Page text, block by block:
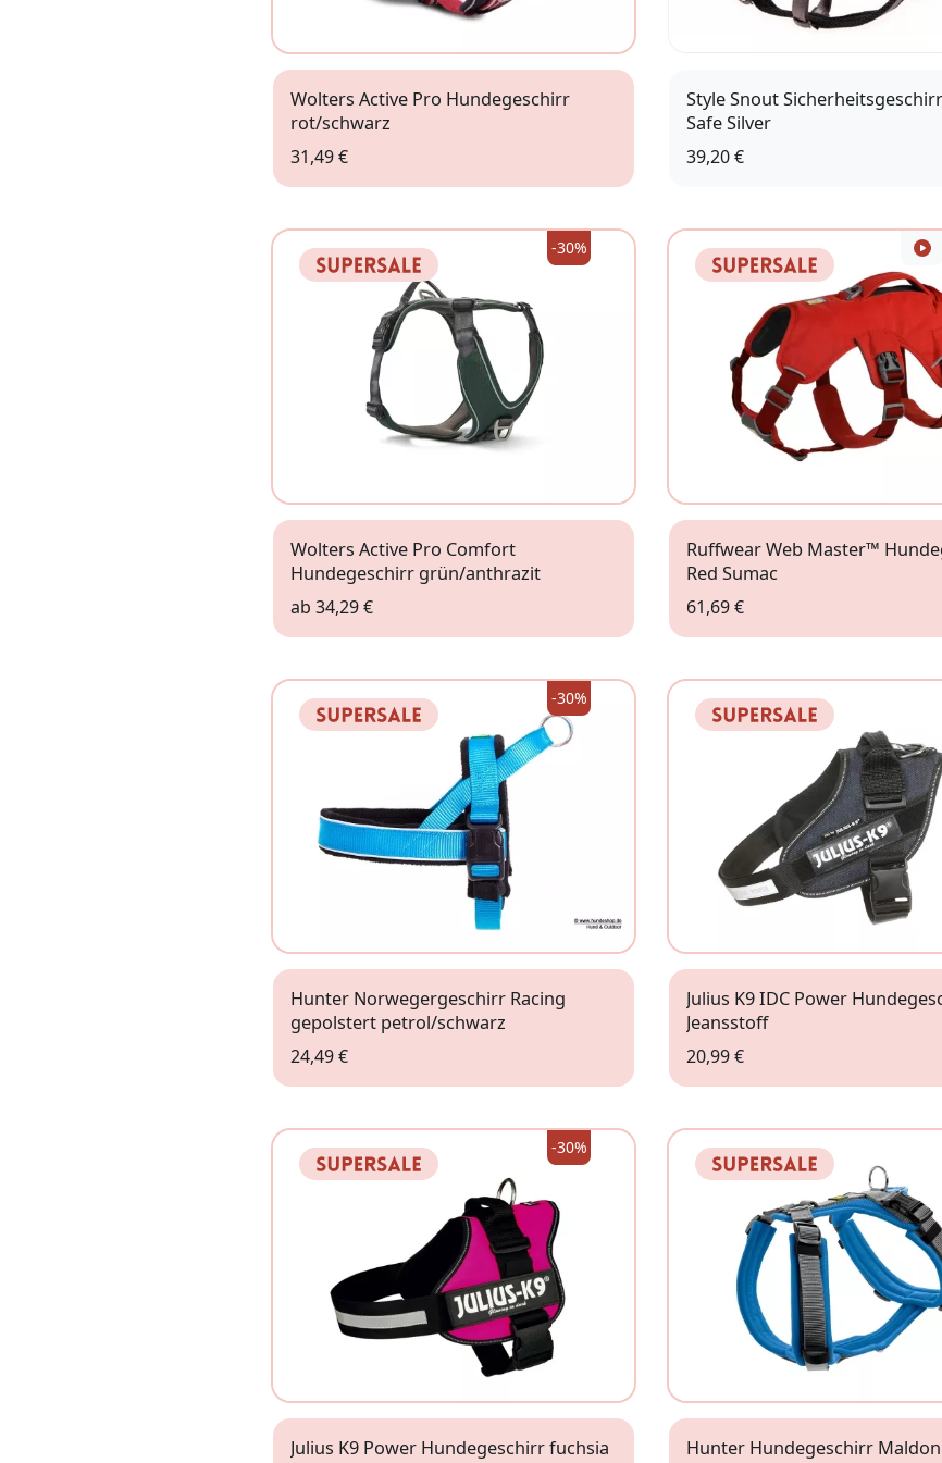
Wolters Active Pro Hundegeschirr
rot/schwarz
31,49 €
Style Snout
Safe Silver
39,20 €
-30%
2 (45 - 52,5cm) 3 (50 - 57,5cm)
Wolters Active Pro Comfort
Hundegeschirr grün/anthrazit
ab 34,29 €
XXS
Ruffwear Web Master™
Red Sumac
61,69 €
-30%
Gr. S
Hunter Norwegergeschirr Racing
gepolstert petrol/schwarz
24,49 €
Baby 2
Julius K9 IDC Power
Jeansstoff
20,99 €
-30%
Julius K9 Power Hundegeschirr fuchsia
Hunter Hundegeschirr